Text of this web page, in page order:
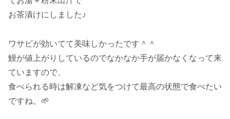
お茶漬けにしました♪
ワサビが効いてて美味しかったです＾＾
鰻が値上がりしているのでなかなか手が届かなくなって来
ていますので、
食べられる時は解凍など気をつけて最高の状態で食べたい
ですね。🌱